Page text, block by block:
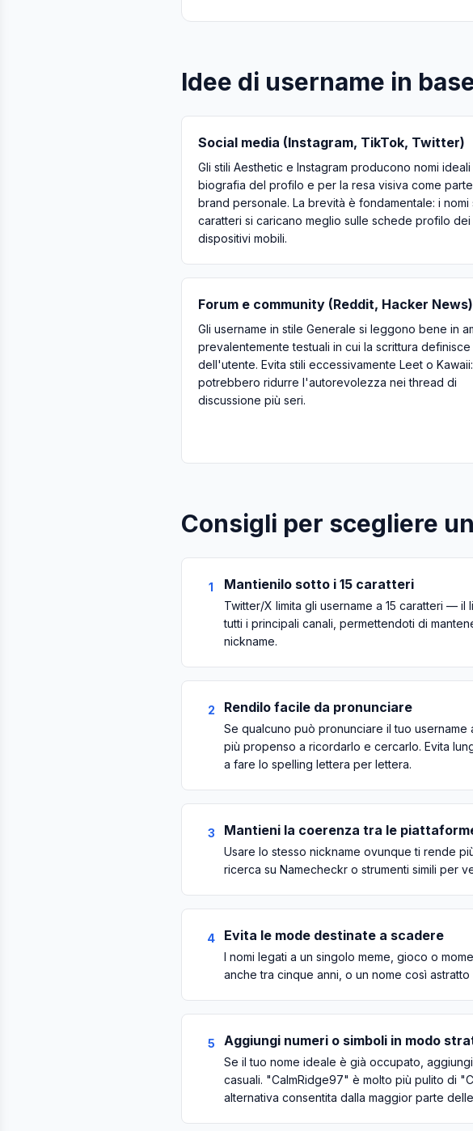
Idee di username in
Social media (Instagram, TikTok, Twitter)
Gli stili Aesthetic e Instagram producono nomi
biografia del profilo e per la resa visiva come
brand personale. La brevità è fondamentale: i nomi
caratteri si caricano meglio sulle schede profilo dei
dispositivi mobili.
Forum e community (Reddit, Hacker News)
Gli username in stile Generale si leggono bene in
prevalentemente testuali in cui la scrittura
dell'utente. Evita stili eccessivamente Leet o Kawaii:
potrebbero ridurre l'autorevolezza nei thread di
discussione più seri.
Consigli per scegliere
1 Mantienilo sotto i 15 caratteri
Twitter/X limita gli username a 15 caratteri —
tutti i principali canali, permettendoti di
nickname.
2 Rendilo facile da pronunciare
Se qualcuno può pronunciare il tuo
più propenso a ricordarlo e cercarlo. Evita
a fare lo spelling lettera per lettera.
3 Mantieni la coerenza tra le
Usare lo stesso nickname ovunque ti rende
ricerca su Namecheckr o strumenti simili per
4 Evita le mode destinate a scadere
I nomi legati a un singolo meme, gioco o
anche tra cinque anni, o un nome così
5 Aggiungi numeri o simboli in modo
Se il tuo nome ideale è già occupato,
casuali. "CalmRidge97" è molto più pulito di
alternativa consentita dalla maggior parte